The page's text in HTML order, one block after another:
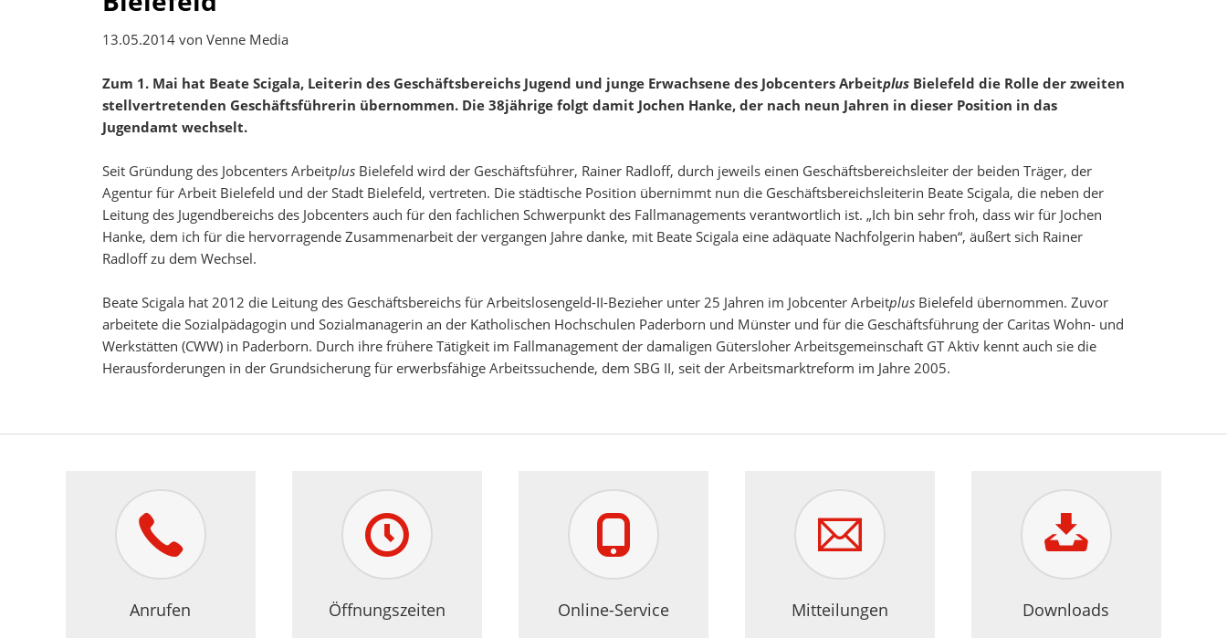
13.05.2014 von Venne Media
Zum 1. Mai hat Beate Scigala, Leiterin des Geschäftsbereichs Jugend und junge Erwachsene des Jobcenters Arbeitplus Bielefeld die Rolle der zweiten
stellvertretenden Geschäftsführerin übernommen. Die 38jährige folgt damit Jochen Hanke, der nach neun Jahren in dieser Position in das
Jugendamt wechselt.
Seit Gründung des Jobcenters Arbeitplus Bielefeld wird der Geschäftsführer, Rainer Radloff, durch jeweils einen Geschäftsbereichsleiter der beiden Träger, der
Agentur für Arbeit Bielefeld und der Stadt Bielefeld, vertreten. Die städtische Position übernimmt nun die Geschäftsbereichsleiterin Beate Scigala, die neben der
Leitung des Jugendbereichs des Jobcenters auch für den fachlichen Schwerpunkt des Fallmanagements verantwortlich ist. „Ich bin sehr froh, dass wir für Jochen
Hanke, dem ich für die hervorragende Zusammenarbeit der vergangen Jahre danke, mit Beate Scigala eine adäquate Nachfolgerin haben“, äußert sich Rainer
Radloff zu dem Wechsel.
Beate Scigala hat 2012 die Leitung des Geschäftsbereichs für Arbeitslosengeld-II-Bezieher unter 25 Jahren im Jobcenter Arbeitplus Bielefeld übernommen. Zuvor
arbeitete die Sozialpädagogin und Sozialmanagerin an der Katholischen Hochschulen Paderborn und Münster und für die Geschäftsführung der Caritas Wohn- und
Werkstätten (CWW) in Paderborn. Durch ihre frühere Tätigkeit im Fallmanagement der damaligen Gütersloher Arbeitsgemeinschaft GT Aktiv kennt auch sie die
Herausforderungen in der Grundsicherung für erwerbsfähige Arbeitssuchende, dem SBG II, seit der Arbeitsmarktreform im Jahre 2005.
Anrufen Öffnungszeiten Online-Service Mitteilungen Downloads